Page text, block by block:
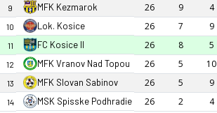
9 MFK Kezmarok 26 9 4
10 Lok. Kosice 26 7 9
11 FC Kosice II 26 8 5
12 MFK Vranov Nad Topou 26 5 10
13 MFK Slovan Sabinov 26 5 9
14 MSK Spisske Podhradie 26 2 4